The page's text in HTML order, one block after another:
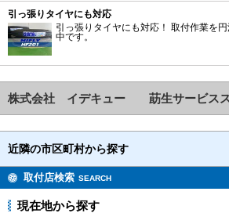
引っ張りタイヤにも対応
引っ張りタイヤにも対応！ 取付作業を円滑に進めるために慈善準備
中です。
株式会社 イデキュー 莇生サービスス
近隣の市区町村から探す
取付店検索 SEARCH
現在地から探す